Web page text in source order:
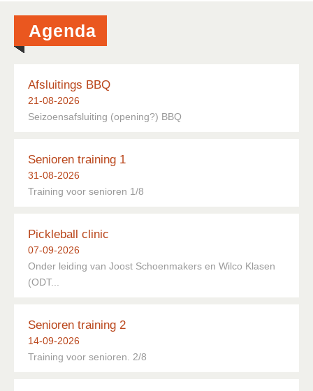
Agenda
Afsluitings BBQ
21-08-2026
Seizoensafsluiting (opening?) BBQ
Senioren training 1
31-08-2026
Training voor senioren 1/8
Pickleball clinic
07-09-2026
Onder leiding van Joost Schoenmakers en Wilco Klasen
(ODT...
Senioren training 2
14-09-2026
Training voor senioren. 2/8